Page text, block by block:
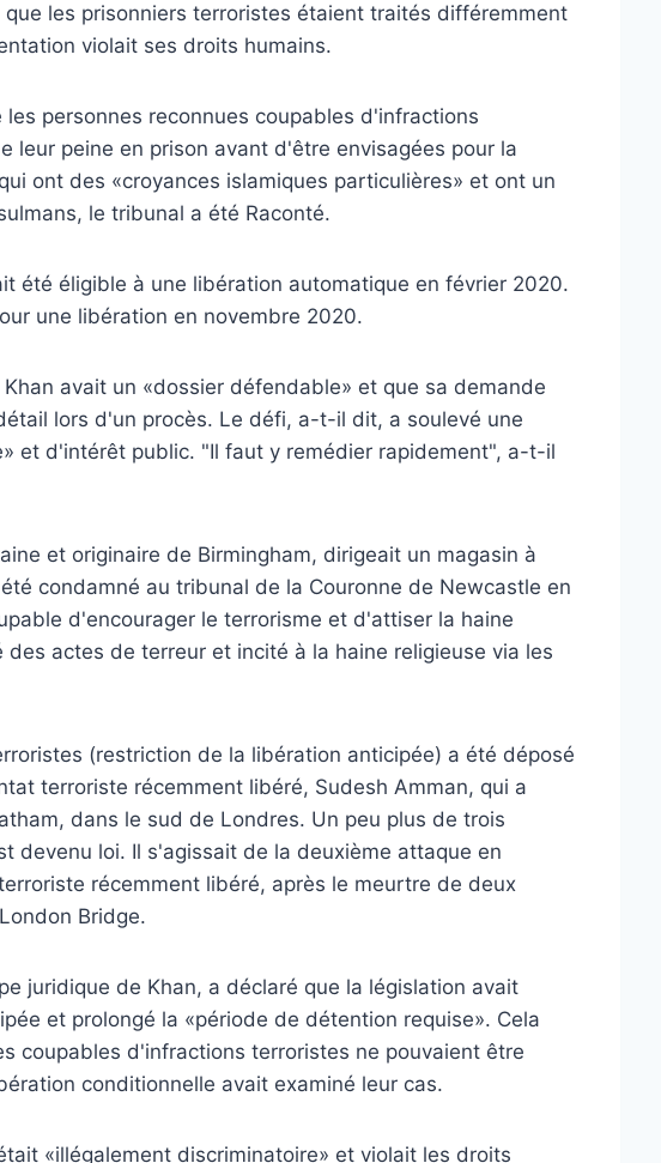
les prisonniers terroristes étaient traités différemment
violait ses droits humains.
personnes reconnues coupables d'infractions
leur peine en prison avant d'être envisagées pour la
ont des «croyances islamiques particulières» et ont un
le tribunal a été Raconté.
été éligible à une libération automatique en février 2020.
une libération en novembre 2020.
avait un «dossier défendable» et que sa demande
lors d'un procès. Le défi, a-t-il dit, a soulevé une
et d'intérêt public. "Il faut y remédier rapidement", a-t-il
et originaire de Birmingham, dirigeait un magasin à
condamné au tribunal de la Couronne de Newcastle en
d'encourager le terrorisme et d'attiser la haine
actes de terreur et incité à la haine religieuse via les
(restriction de la libération anticipée) a été déposé
terroriste récemment libéré, Sudesh Amman, qui a
dans le sud de Londres. Un peu plus de trois
devenu loi. Il s'agissait de la deuxième attaque en
récemment libéré, après le meurtre de deux
Bridge.
juridique de Khan, a déclaré que la législation avait
et prolongé la «période de détention requise». Cela
coupables d'infractions terroristes ne pouvaient être
conditionnelle avait examiné leur cas.
«illégalement discriminatoire» et violait les droits